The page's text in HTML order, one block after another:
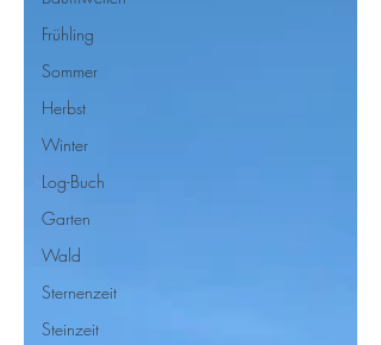
Frühling
Sommer
Herbst
Winter
Log-Buch
Garten
Wald
Sternenzeit
Steinzeit